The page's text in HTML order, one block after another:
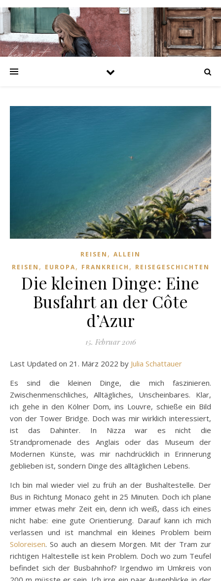
https://bezirzt.de/alprazolam-kaufen-deutschland.html
https://bezirzt.de/cialis-kaufen-deutschland.html
https://bezirzt.de/clomifen-kaufen-deutschland.html
https://bezirzt.de/potenzmittel-kaufen-deutschland.html
https://bezirzt.de/zolpidem-kaufen-deutschland.html
REISEN , ALLEIN
REISEN , EUROPA, FRANKREICH , REISEGESCHICHTEN
Die kleinen Dinge: Eine
Busfahrt an der Côte
d’Azur
15. Februar 2016
Last Updated on 21. März 2022 by Julia Schattauer
Es sind die kleinen Dinge, die mich faszinieren.
Zwischenmenschliches, Alltägliches, Unscheinbares. Klar,
ich gehe in den Kölner Dom, ins Louvre, schieße ein Bild
von der Tower Bridge. Doch was mir wirklich interessiert,
ist das Dahinter. In Nizza war es nicht die
Strandpromenade des Anglais oder das Museum der
Modernen Künste, was mir nachdrücklich in Erinnerung
geblieben ist, sondern Dinge des alltäglichen Lebens.
Ich bin mal wieder viel zu früh an der Bushaltestelle. Der
Bus in Richtung Monaco geht in 25 Minuten. Doch ich plane
immer etwas mehr Zeit ein, denn ich weiß, dass ich eines
nicht habe: eine gute Orientierung. Darauf kann ich mich
verlassen und ist manchmal ein kleines Problem beim
Soloreisen. So auch an diesem Morgen. Mit der Tram zur
richtigen Haltestelle ist kein Problem. Doch wo zum Teufel
befindet sich der Busbahnhof? Irgendwo im Umkreis von